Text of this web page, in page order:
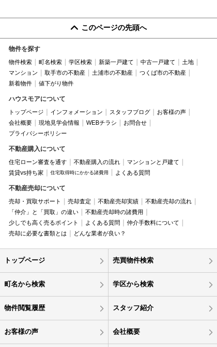
このページの先頭へ
物件を探す
物件検索 町名検索 学区検索 新築一戸建て 中古一戸建て
土地
マンション
取手市の不動産 土浦市の不動産
つくば市の不動産
新着物件
値下がり物件
ハウスモアについて
トップページ インフォメーション スタッフブログ
お客様の声
会社概要
現地見学会情報 WEBチラシ
お問合せ
プライバシーポリシー
不動産購入について
住宅ローン審査を通す 不動産購入の流れ
マンションと戸建て
賃貸vs持ち家
住宅取得時にかかる諸費用 よくある質問
不動産売却について
売却・買取サポート 売却査定 不動産売却実績
不動産売却の流れ
「仲介」と「買取」の違い
不動産売却時の諸費用
少しでも高く売るポイント
よくある質問
仲介手数料について
売却に必要な書類とは
どんな業者が良い？
トップページ 売買物件検索
町名から検索 学区から検索
物件閲覧履歴 スタッフ紹介
お客様の声 会社概要